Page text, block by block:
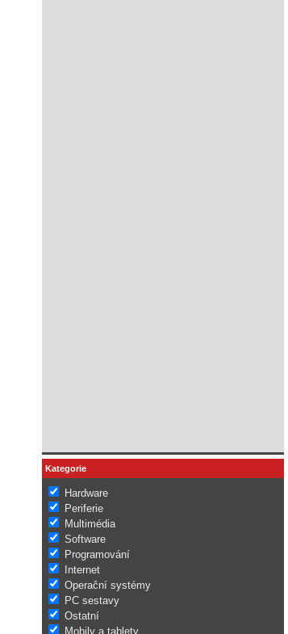
Kategorie
Hardware
Periferie
Multimédia
Software
Programování
Internet
Operační systémy
PC sestavy
Ostatní
Mobily a tablety